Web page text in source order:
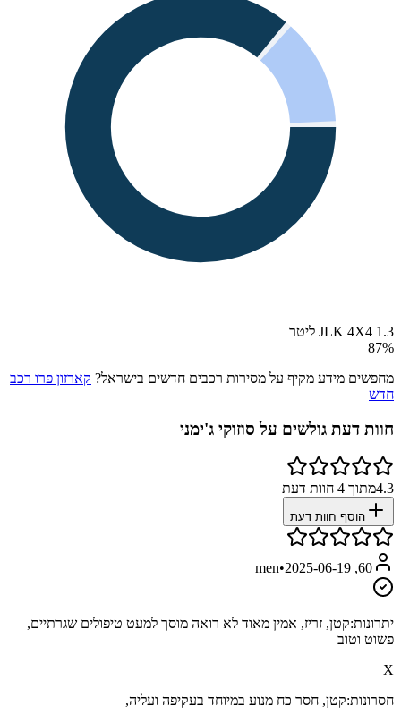
JLK 4X4 1.3 ליטר
87%
מחפשים מידע מקיף על מסירות רכבים חדשים בישראל? קארזון פרו רכב
חדש
חוות דעת גולשים על סוזוקי ג'ימני
4.3מתוך 4 חוות דעת
הוסף חוות דעת
60, men
•2025-06-19
יתרונות:קטן, זריז, אמין מאוד לא רואה מוסך למעט טיפולים שגרתיים,
פשוט וטוב
X
חסרונות:קטן, חסר כח מנוע במיוחד בעקיפה ועליה,